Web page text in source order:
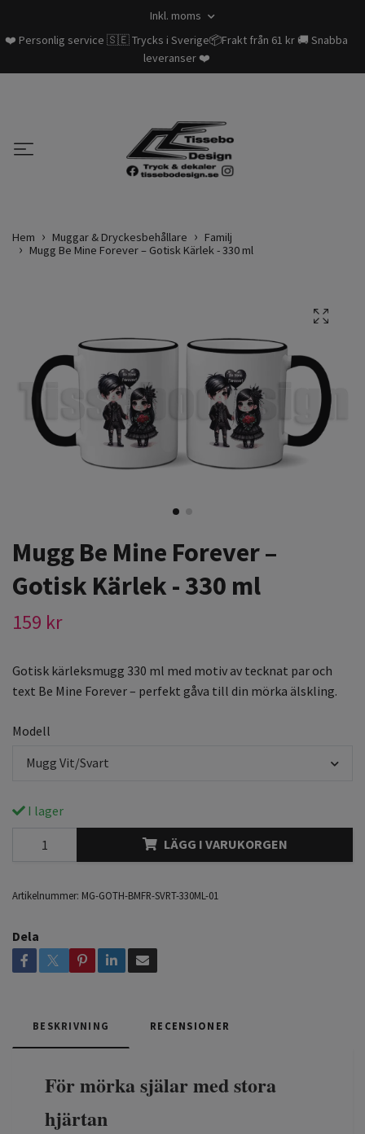
Inkl. moms
❤️ Personlig service 🇸🇪 Trycks i Sverige📦Frakt från 61 kr 🚚 Snabba
leveranser ❤️
Hem Muggar & Dryckesbehållare
Familj
Mugg Be Mine Forever – Gotisk Kärlek - 330 ml
Mugg Be Mine Forever –
Gotisk Kärlek - 330 ml
159 kr
Gotisk kärleksmugg 330 ml med motiv av tecknat par och
text Be Mine Forever – perfekt gåva till din mörka älskling.
Modell
Mugg Vit/Svart
I lager
LÄGG I VARUKORGEN
Artikelnummer: MG-GOTH-BMFR-SVRT-330ML-01
Dela
BESKRIVNING RECENSIONER
För mörka själar med stora
hjärtan